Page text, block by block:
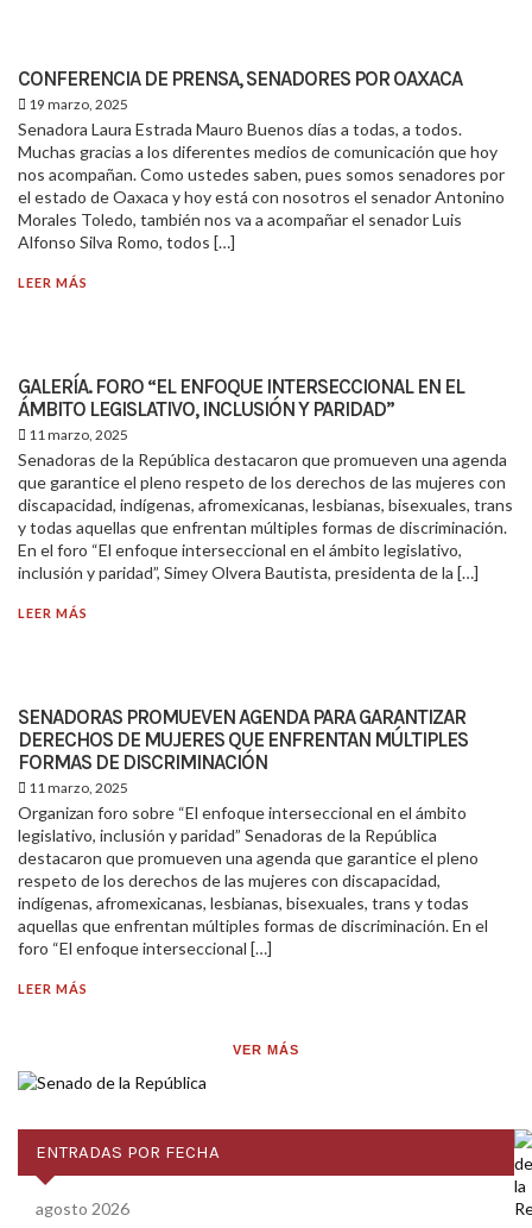
CONFERENCIA DE PRENSA, SENADORES POR OAXACA
19 marzo, 2025
Senadora Laura Estrada Mauro Buenos días a todas, a todos.
Muchas gracias a los diferentes medios de comunicación que hoy
nos acompañan. Como ustedes saben, pues somos senadores por
el estado de Oaxaca y hoy está con nosotros el senador Antonino
Morales Toledo, también nos va a acompañar el senador Luis
Alfonso Silva Romo, todos […]
LEER MÁS
GALERÍA. FORO “EL ENFOQUE INTERSECCIONAL EN EL
ÁMBITO LEGISLATIVO, INCLUSIÓN Y PARIDAD”
11 marzo, 2025
Senadoras de la República destacaron que promueven una agenda
que garantice el pleno respeto de los derechos de las mujeres con
discapacidad, indígenas, afromexicanas, lesbianas, bisexuales, trans
y todas aquellas que enfrentan múltiples formas de discriminación.
En el foro “El enfoque interseccional en el ámbito legislativo,
inclusión y paridad”, Simey Olvera Bautista, presidenta de la […]
LEER MÁS
SENADORAS PROMUEVEN AGENDA PARA GARANTIZAR
DERECHOS DE MUJERES QUE ENFRENTAN MÚLTIPLES
FORMAS DE DISCRIMINACIÓN
11 marzo, 2025
Organizan foro sobre “El enfoque interseccional en el ámbito
legislativo, inclusión y paridad” Senadoras de la República
destacaron que promueven una agenda que garantice el pleno
respeto de los derechos de las mujeres con discapacidad,
indígenas, afromexicanas, lesbianas, bisexuales, trans y todas
aquellas que enfrentan múltiples formas de discriminación. En el
foro “El enfoque interseccional […]
LEER MÁS
VER MÁS
ENTRADAS POR FECHA
agosto 2026